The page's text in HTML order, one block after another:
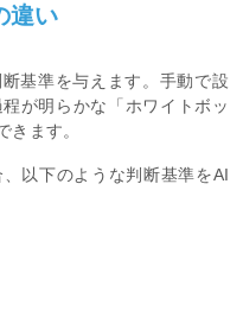
違い
基準を与えます。手動で設
が明らかな「ホワイトボッ
きます。
以下のような判断基準をAI